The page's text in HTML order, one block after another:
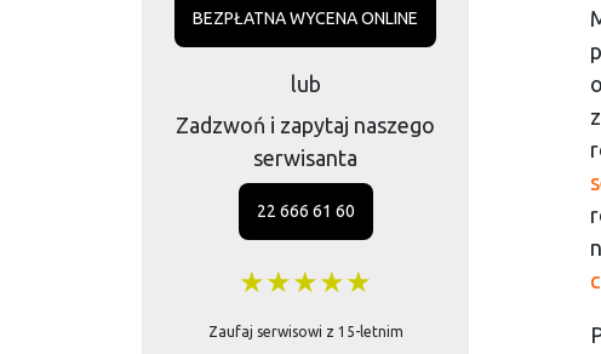
BEZPŁATNA WYCENA ONLINE
lub
Zadzwoń i zapytaj naszego
serwisanta
22 666 61 60
★★★★★
Zaufaj serwisowi z 15-letnim